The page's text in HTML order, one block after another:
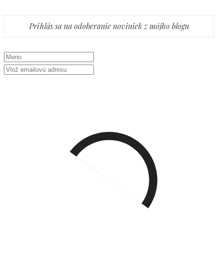
Prihlás sa na odoberanie noviniek z môjho blogu